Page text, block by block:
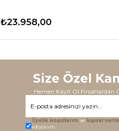
₺23.958,00
Size Özel
Hemen Kayıt Ol Fırsatlardan
Üyelik koşullarınıve kişisel
ediyorum.